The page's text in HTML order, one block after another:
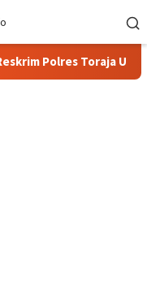
Utara: Proses